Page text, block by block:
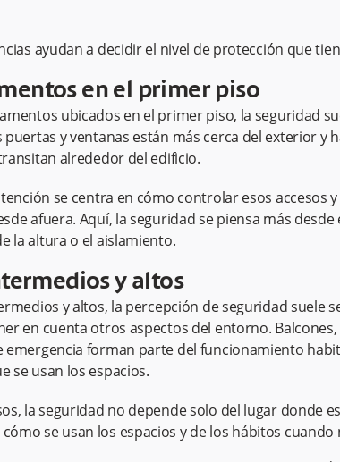
ayudan a decidir el nivel de protección que
en el primer piso
ubicados en el primer piso, la seguridad
puertas y ventanas están más cerca del exterior
alrededor del edificio.
se centra en cómo controlar esos accesos
afuera. Aquí, la seguridad se piensa más
la altura o el aislamiento.
y altos
y altos, la percepción de seguridad suele
en cuenta otros aspectos del entorno.
emergencia forman parte del funcionamiento
se usan los espacios.
la seguridad no depende solo del lugar donde
se usan los espacios y de los hábitos cuando